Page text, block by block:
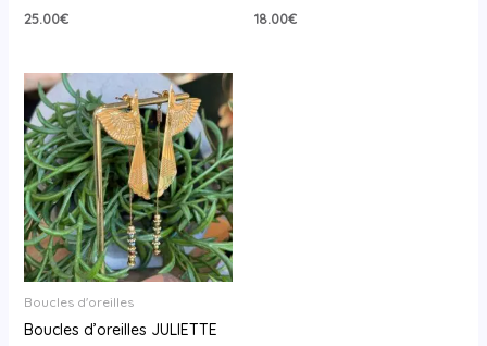
25.00€ 18.00€
Boucles d'oreilles
Boucles d’oreilles JULIETTE